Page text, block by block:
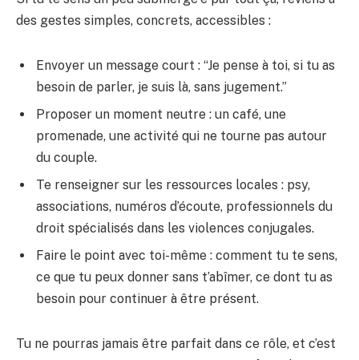
des gestes simples, concrets, accessibles :
Envoyer un message court : “Je pense à toi, si tu as
besoin de parler, je suis là, sans jugement.”
Proposer un moment neutre : un café, une
promenade, une activité qui ne tourne pas autour
du couple.
Te renseigner sur les ressources locales : psy,
associations, numéros d’écoute, professionnels du
droit spécialisés dans les violences conjugales.
Faire le point avec toi-même : comment tu te sens,
ce que tu peux donner sans t’abîmer, ce dont tu as
besoin pour continuer à être présent.
Tu ne pourras jamais être parfait dans ce rôle, et c’est